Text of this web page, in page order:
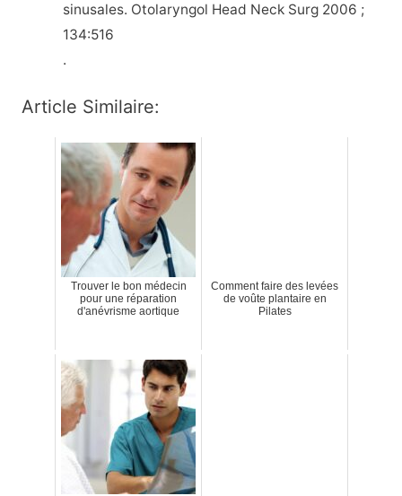
sinusales. Otolaryngol Head Neck Surg 2006 ;
134:516
.
Article Similaire:
Trouver le bon médecin
pour une réparation
d'anévrisme aortique
Comment faire des levées
de voûte plantaire en
Pilates